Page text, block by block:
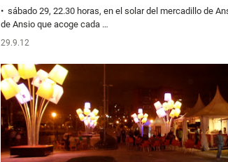
• sábado 29, 22.30 horas, en el solar del mercadillo de
de Ansio que acoge cada …
29.9.12